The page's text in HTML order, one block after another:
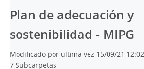
Plan de adecuación y
sostenibilidad - MIPG
Modificado por última vez 15/09/21 12:02
7 Subcarpetas